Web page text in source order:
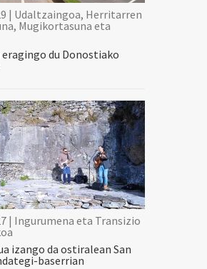
| Udaltzaingoa, Herritarren
Mugikortasuna eta
du Donostiako
| Ingurumena eta Transizio
izango da ostiralean San
baserrian